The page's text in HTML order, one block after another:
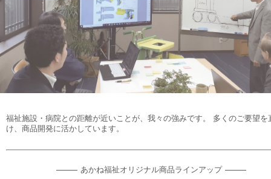
福祉施設・病院との距離が近いことが、我々の強みです。 多くのご要望を
け、商品開発に活かしています。
あかね福祉オリジナル商品ラインアップ